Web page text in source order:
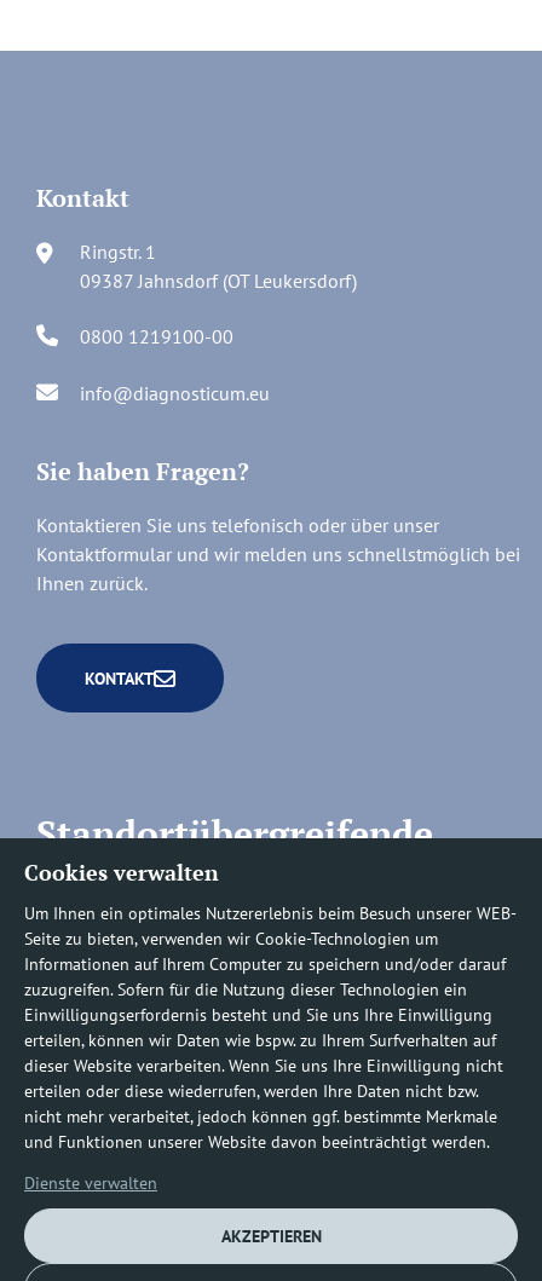
Cookies verwalten
Um Ihnen ein optimales Nutzererlebnis beim Besuch unserer WEB-
Seite zu bieten, verwenden wir Cookie-Technologien um
Informationen auf Ihrem Computer zu speichern und/oder darauf
zuzugreifen. Sofern für die Nutzung dieser Technologien ein
Einwilligungserfordernis besteht und Sie uns Ihre Einwilligung
erteilen, können wir Daten wie bspw. zu Ihrem Surfverhalten auf
dieser Website verarbeiten. Wenn Sie uns Ihre Einwilligung nicht
erteilen oder diese wiederrufen, werden Ihre Daten nicht bzw.
nicht mehr verarbeitet, jedoch können ggf. bestimmte Merkmale
und Funktionen unserer Website davon beeinträchtigt werden.
Dienste verwalten
AKZEPTIEREN
Kontakt
Ringstr. 1
09387 Jahnsdorf (OT Leukersdorf)
0800 1219100-00
info@diagnosticum.eu
Sie haben Fragen?
Kontaktieren Sie uns telefonisch oder über unser
Kontaktformular und wir melden uns schnellstmöglich bei
Ihnen zurück.
KONTAKT
Standortübergreifende
Rufnummern
Befundauskünfte/
Nachforderungen
0800 1219100-10